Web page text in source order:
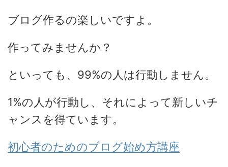
ブログ作るの楽しいですよ。
作ってみませんか？
といっても、99%の人は行動しません。
1%の人が行動し、それによって新しいチ
ャンスを得ています。
初心者のためのブログ始め方講座